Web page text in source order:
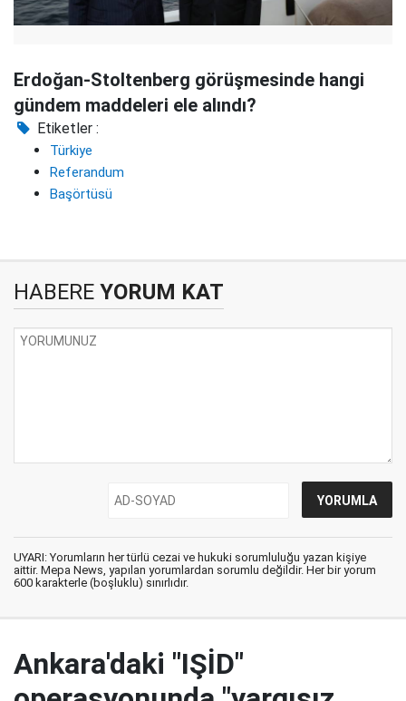
Erdoğan-Stoltenberg görüşmesinde hangi
gündem maddeleri ele alındı?
Etiketler :
Türkiye
Referandum
Başörtüsü
HABERE YORUM KAT
UYARI: Yorumların her türlü cezai ve hukuki sorumluluğu yazan kişiye
aittir. Mepa News, yapılan yorumlardan sorumlu değildir. Her bir yorum
600 karakterle (boşluklu) sınırlıdır.
Ankara'daki "IŞİD"